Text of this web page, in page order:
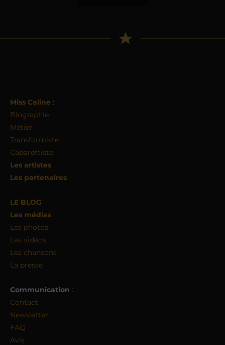
Miss Caline :
Biographie
Métier
Transformiste
Cabarettiste
Les artistes
Les partenaires
LE BLOG
Les médias :
Les photos
Les vidéos
Les chansons
La presse
Communication :
Contact
Newsletter
FAQ
Avis